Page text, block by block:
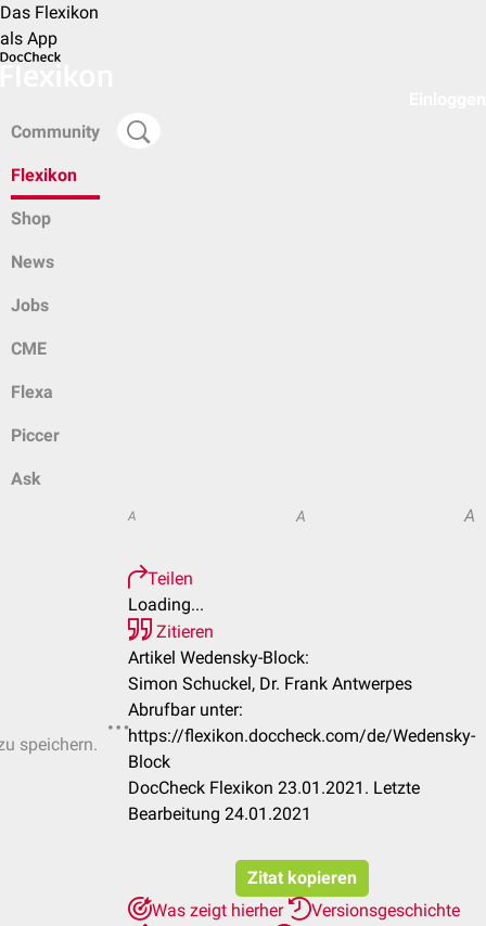
Das Flexikon
als App
Community
Flexikon
Shop
News
Jobs
CME
Flexa
Piccer
Ask
speichern.
A A A
Teilen
Loading...
Zitieren
Artikel Wedensky-Block:
Simon Schuckel, Dr. Frank Antwerpes
Abrufbar unter:
https://flexikon.doccheck.com/de/Wedensky-
Block
DocCheck Flexikon 23.01.2021. Letzte
Bearbeitung 24.01.2021
Zitat kopieren
Was zeigt hierher
Versionsgeschichte